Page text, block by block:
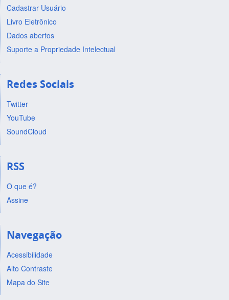
Cadastrar Usuário
Livro Eletrônico
Dados abertos
Suporte a Propriedade Intelectual
Redes Sociais
Twitter
YouTube
SoundCloud
RSS
O que é?
Assine
Navegação
Acessibilidade
Alto Contraste
Mapa do Site